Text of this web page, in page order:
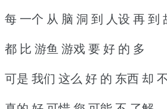
每 一个 从 脑 洞 到 人设 再 到
都 比 游鱼 游戏 要 好 的 多
可是 我们 这么 好 的 东西 却